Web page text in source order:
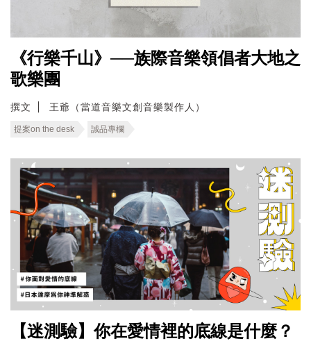
《行樂千山》──族際音樂領倡者大地之
歌樂團
撰文 王爺（當道音樂文創音樂製作人）
提案on the desk 誠品專欄
【迷測驗】你在愛情裡的底線是什麼？